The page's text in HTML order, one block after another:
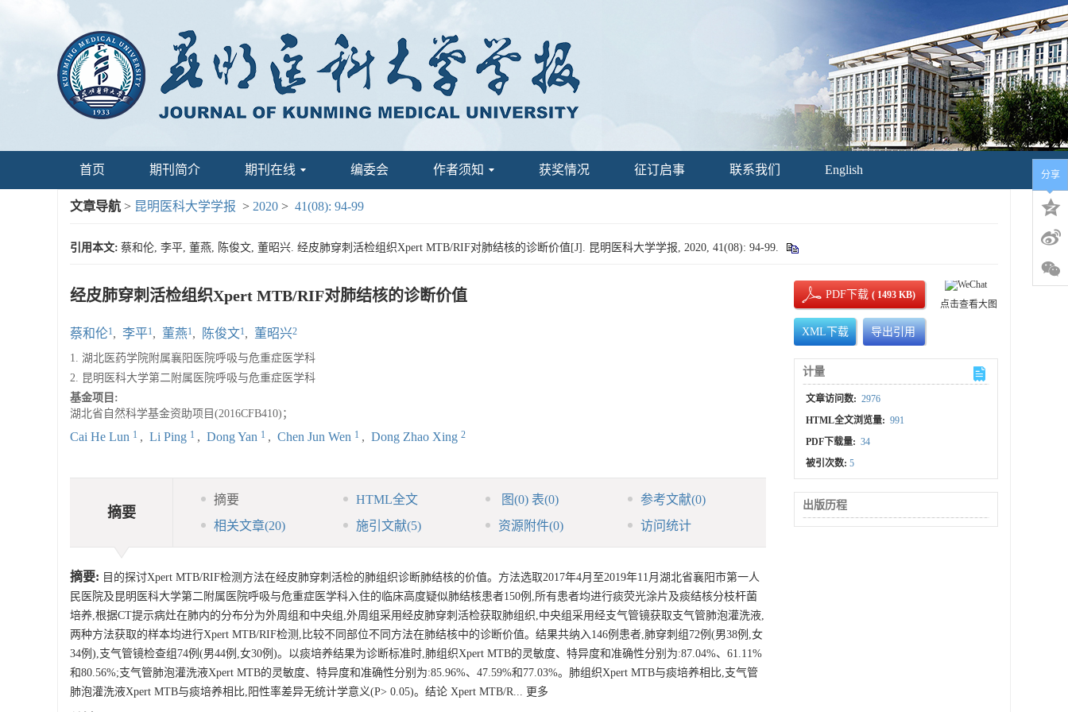
首页 期刊简介 期刊在线 编委会 作者须知 获奖情况 征订启事 联系我们 English
文章导航 > 昆明医科大学学报 > 2020 > 41(08): 94-99
引用本文: 蔡和伦, 李平, 董燕, 陈俊文, 董昭兴. 经皮肺穿刺活检组织Xpert MTB/RIF对肺结核的诊断价值[J]. 昆明医科大学学报, 2020, 41(08): 94-99.
经皮肺穿刺活检组织Xpert MTB/RIF对肺结核的诊断价值
蔡和伦1, 李平1, 董燕1, 陈俊文1, 董昭兴2
1. 湖北医药学院附属襄阳医院呼吸与危重症医学科
2. 昆明医科大学第二附属医院呼吸与危重症医学科
基金项目:
湖北省自然科学基金资助项目(2016CFB410)；
Cai He Lun 1 , Li Ping 1 , Dong Yan 1 , Chen Jun Wen 1 , Dong Zhao Xing 2
摘要
摘要 HTML全文 图(0) 表(0) 参考文献(0)
相关文章(20) 施引文献(5) 资源附件(0) 访问统计
摘要: 目的探讨Xpert MTB/RIF检测方法在经皮肺穿刺活检的肺组织诊断肺结核的价值。方法选取2017年4月至2019年11月湖北省襄阳市第一人
民医院及昆明医科大学第二附属医院呼吸与危重症医学科入住的临床高度疑似肺结核患者150例,所有患者均进行痰荧光涂片及痰结核分枝杆菌
培养,根据CT提示病灶在肺内的分布分为外周组和中央组,外周组采用经皮肺穿刺活检获取肺组织,中央组采用经支气管镜获取支气管肺泡灌洗液,
两种方法获取的样本均进行Xpert MTB/RIF检测,比较不同部位不同方法在肺结核中的诊断价值。结果共纳入146例患者,肺穿刺组72例(男38例,女
34例),支气管镜检查组74例(男44例,女30例)。以痰培养结果为诊断标准时,肺组织Xpert MTB的灵敏度、特异度和准确性分别为:87.04%、61.11%
和80.56%;支气管肺泡灌洗液Xpert MTB的灵敏度、特异度和准确性分别为:85.96%、47.59%和77.03%。肺组织Xpert MTB与痰培养相比,支气管
肺泡灌洗液Xpert MTB与痰培养相比,阳性率差异无统计学意义(P> 0.05)。结论 Xpert MTB/R... 更多
PDF下载( 1493 KB)
XML下载 导出引用
点击查看大图
计量
文章访问数: 2976
HTML全文浏览量: 991
PDF下载量: 34
被引次数:5
出版历程
分享